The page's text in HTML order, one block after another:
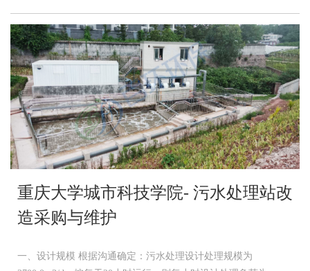
重庆大学城市科技学院- 污水处理站改
造采购与维护
一、设计规模 根据沟通确定：污水处理设计处理规模为